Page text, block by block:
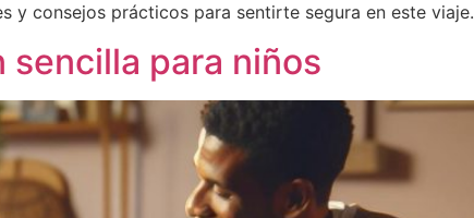
y consejos prácticos para sentirte segura en este viaje.
sencilla para niños